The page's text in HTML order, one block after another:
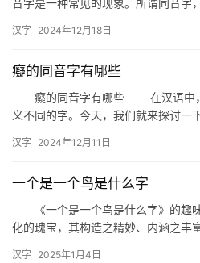
音字是一种常见的现象。所谓同音字
字…
汉字 2024年12月18日
癡的同音字有哪些
癡的同音字有哪些 在汉语中，
义不同的字。今天，我们就来探讨一
汉字 2024年12月11日
一个是一个鸟是什么字
《一个是一个鸟是什么字》的
化的瑰宝，其构造之精妙、内涵之丰
汉字 2025年1月4日